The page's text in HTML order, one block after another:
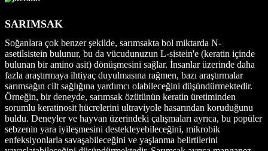
SARIMSAK
Soğanlara çok benzer şekilde, sarımsakta bol miktarda N-
asetilsistein bulunur, bu da vücudunuzun L-sistein'e (keratin içinde
bulunan bir amino asit) dönüşmesini sağlar. İnsanlar üzerinde daha
fazla araştırmaya ihtiyaç duyulmasına rağmen, bazı araştırmalar
sarımsağın cilt sağlığına yardımcı olabileceğini düşündürmektedir.
Örneğin, bir deneyde, sarımsak özütünün keratin üretiminden
sorumlu keratinosit hücrelerini ultraviyole hasarından koruduğunu
buldu. Deneyler ve hayvan üzerindeki çalışmaları ayrıca, bu popüler
sebzenin yara iyileşmesini destekleyebileceğini, mikrobik
enfeksiyonlarla savaşabileceğini ve yaşlanma belirtilerini